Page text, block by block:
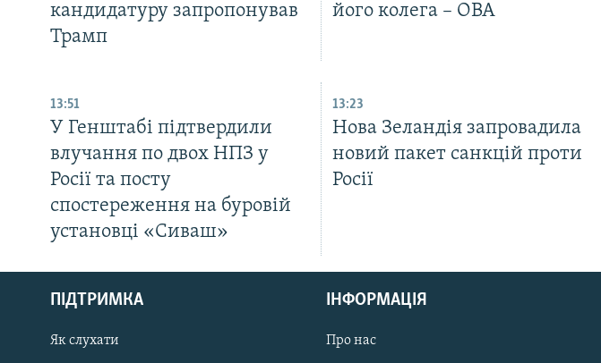
КРИМ РЕАЛІЇ
РУС
кандидатуру запропонував
Трамп
його колега – ОВА
13:51
У Генштабі підтвердили
влучання по двох НПЗ у
Росії та посту
спостереження на буровій
установці «Сиваш»
13:23
Нова Зеландія запровадила
новий пакет санкцій проти
Росії
ПІДТРИМКА
Як слухати
ІНФОРМАЦІЯ
Про нас